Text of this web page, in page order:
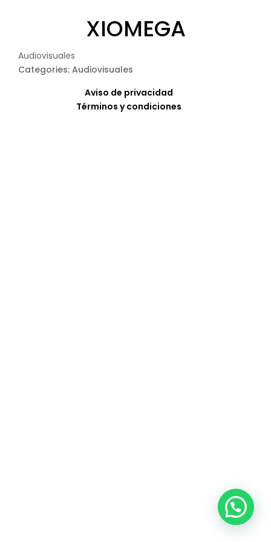
XIOMEGA
Audiovisuales
Categories: Audiovisuales
Aviso de privacidad
Términos y condiciones